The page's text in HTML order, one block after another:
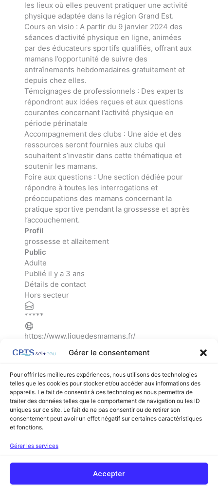
Gérer le consentement
Pour offrir les meilleures expériences, nous utilisons des technologies
telles que les cookies pour stocker et/ou accéder aux informations des
appareils. Le fait de consentir à ces technologies nous permettra de
traiter des données telles que le comportement de navigation ou les ID
uniques sur ce site. Le fait de ne pas consentir ou de retirer son
consentement peut avoir un effet négatif sur certaines caractéristiques
et fonctions.
Gérer les services
Accepter
les lieux où elles peuvent pratiquer une activité
physique adaptée dans la région Grand Est.
Cours en visio : A partir du 9 janvier 2024 des
séances d’activité physique en ligne, animées
par des éducateurs sportifs qualifiés, offrant aux
mamans l’opportunité de suivre des
entraînements hebdomadaires gratuitement et
depuis chez elles.
Témoignages de professionnels : Des experts
répondront aux idées reçues et aux questions
courantes concernant l’activité physique en
période périnatale
Accompagnement des clubs : Une aide et des
ressources seront fournies aux clubs qui
souhaitent s’investir dans cette thématique et
soutenir les mamans.
Foire aux questions : Une section dédiée pour
répondre à toutes les interrogations et
préoccupations des mamans concernant la
pratique sportive pendant la grossesse et après
l’accouchement.
Profil
grossesse et allaitement
Public
Adulte
Publié il y a 3 ans
Détails de contact
Hors secteur
*****
https://www.liguedesmamans.fr/
Listing précédent Listing suivant
Sel et Eau (ex Sel et Vermois) | Powered by